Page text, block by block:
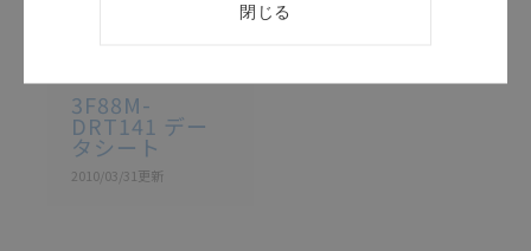
3F88M-
DRT141 デー
タシート
2010/03/31更新
閉じる